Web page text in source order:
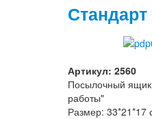
Стандарт
Артикул: 2560
Посылочный ящик
работы"
Размер: 33*21*17